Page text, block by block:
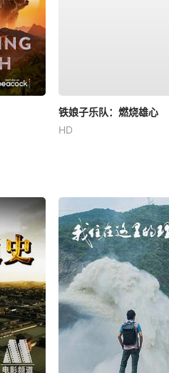
铁娘子乐队：燃烧雄心
HD